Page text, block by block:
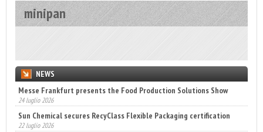
minipan
NEWS
Messe Frankfurt presents the Food Production Solutions Show
24 luglio 2026
Sun Chemical secures RecyClass Flexible Packaging certification
22 luglio 2026